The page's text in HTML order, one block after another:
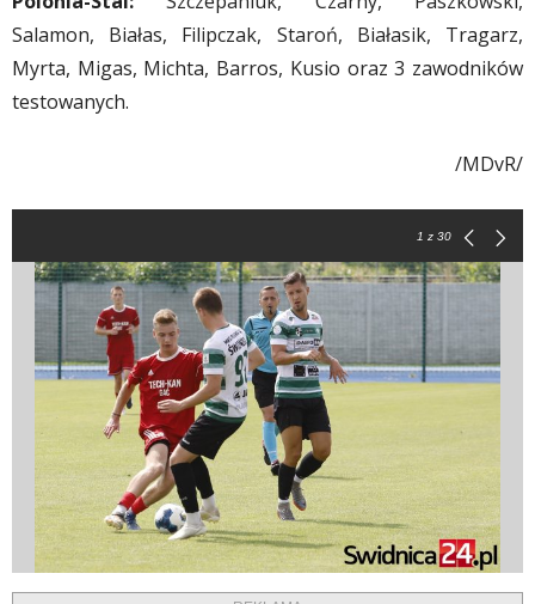
Salamon, Białas, Filipczak, Staroń, Białasik, Tragarz,
Myrta, Migas, Michta, Barros, Kusio oraz 3 zawodników
testowanych.
/MDvR/
1 z 30